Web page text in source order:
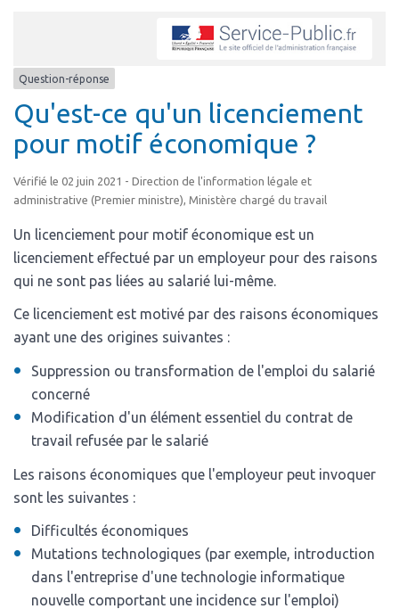
Question-réponse
Qu'est-ce qu'un licenciement
pour motif économique ?
Vérifié le 02 juin 2021 - Direction de l'information légale et
administrative (Premier ministre), Ministère chargé du travail
Un licenciement pour motif économique est un
licenciement effectué par un employeur pour des raisons
qui ne sont pas liées au salarié lui-même.
Ce licenciement est motivé par des raisons économiques
ayant une des origines suivantes :
Suppression ou transformation de l'emploi du salarié
concerné
Modification d'un élément essentiel du contrat de
travail refusée par le salarié
Les raisons économiques que l'employeur peut invoquer
sont les suivantes :
Difficultés économiques
Mutations technologiques (par exemple, introduction
dans l'entreprise d'une technologie informatique
nouvelle comportant une incidence sur l'emploi)